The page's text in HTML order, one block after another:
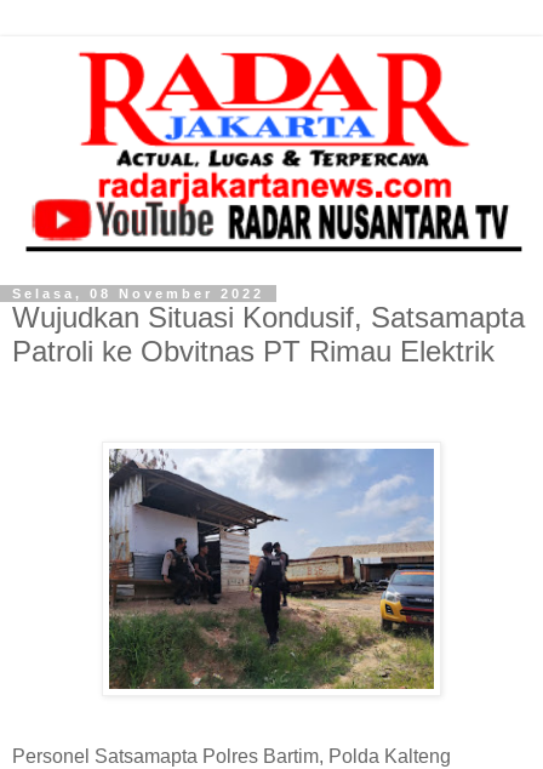
Selasa, 08 November 2022
Wujudkan Situasi Kondusif, Satsamapta
Patroli ke Obvitnas PT Rimau Elektrik
Personel Satsamapta Polres Bartim, Polda Kalteng